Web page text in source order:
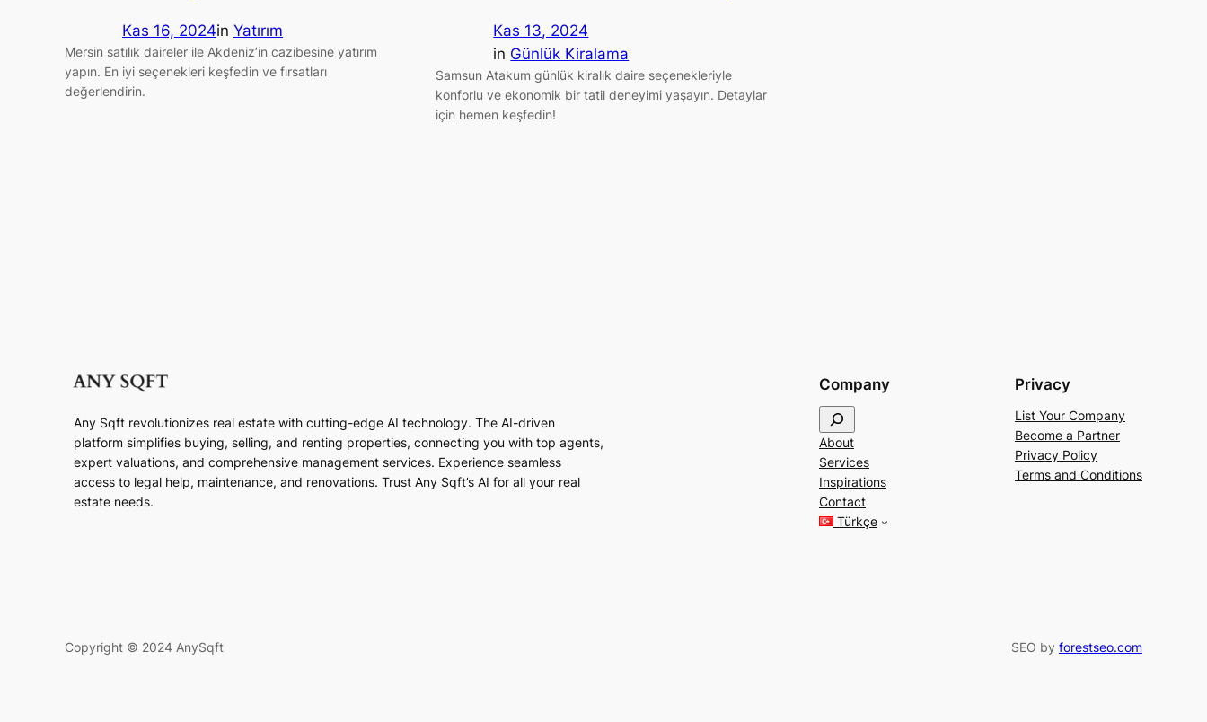
Kas 16, 2024in Yatırım
Mersin satılık daireler ile Akdeniz’in cazibesine yatırım
yapın. En iyi seçenekleri keşfedin ve fırsatları
değerlendirin.
Kas 13, 2024
in Günlük Kiralama
Samsun Atakum günlük kiralık daire seçenekleriyle
konforlu ve ekonomik bir tatil deneyimi yaşayın. Detaylar
için hemen keşfedin!
Any Sqft revolutionizes real estate with cutting-edge AI technology. The AI-driven
platform simplifies buying, selling, and renting properties, connecting you with top agents,
expert valuations, and comprehensive management services. Experience seamless
access to legal help, maintenance, and renovations. Trust Any Sqft’s AI for all your real
estate needs.
Company
e
a
r
c
h
About
Services
Inspirations
Contact
Türkçe
Privacy
List Your Company
Become a Partner
Privacy Policy
Terms and Conditions
Copyright © 2024 AnySqft SEO by forestseo.com